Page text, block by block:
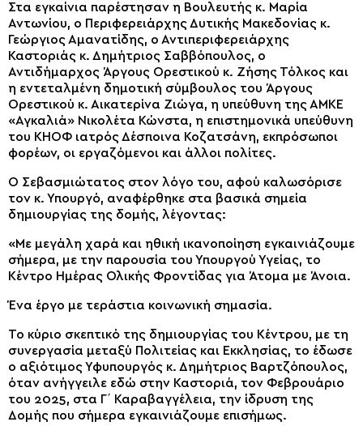
Στα εγκαίνια παρέστησαν η Βουλευτής κ. Μαρία
Αντωνίου, ο Περιφερειάρχης Δυτικής Μακεδονίας κ.
Γεώργιος Αμανατίδης, ο Αντιπεριφερειάρχης
Καστοριάς κ. Δημήτριος Σαββόπουλος, ο
Αντιδήμαρχος Άργους Ορεστικού κ. Ζήσης Τόλκος και
η εντεταλμένη δημοτική σύμβουλος του Άργους
Ορεστικού κ. Αικατερίνα Ζιώγα, η υπεύθυνη της ΑΜΚΕ
«Αγκαλιά» Νικολέτα Κώνστα, η επιστημονικά υπεύθυνη
του ΚΗΟΦ ιατρός Δέσποινα Κοζατσάνη, εκπρόσωποι
φορέων, οι εργαζόμενοι και άλλοι πολίτες.
Ο Σεβασμιώτατος στον λόγο του, αφού καλωσόρισε
τον κ. Υπουργό, αναφέρθηκε στα βασικά σημεία
δημιουργίας της δομής, λέγοντας:
«Με μεγάλη χαρά και ηθική ικανοποίηση εγκαινιάζουμε
σήμερα, με την παρουσία του Υπουργού Υγείας, το
Κέντρο Ημέρας Ολικής Φροντίδας για Άτομα με Άνοια.
Ένα έργο με τεράστια κοινωνική σημασία.
Το κύριο σκεπτικό της δημιουργίας του Κέντρου, με τη
συνεργασία μεταξύ Πολιτείας και Εκκλησίας, το έδωσε
ο αξιότιμος Υφυπουργός κ. Δημήτριος Βαρτζόπουλος,
όταν ανήγγειλε εδώ στην Καστοριά, τον Φεβρουάριο
του 2025, στα Γ΄ Καραβαγγέλεια, την ίδρυση της
Δομής που σήμερα εγκαινιάζουμε επισήμως.